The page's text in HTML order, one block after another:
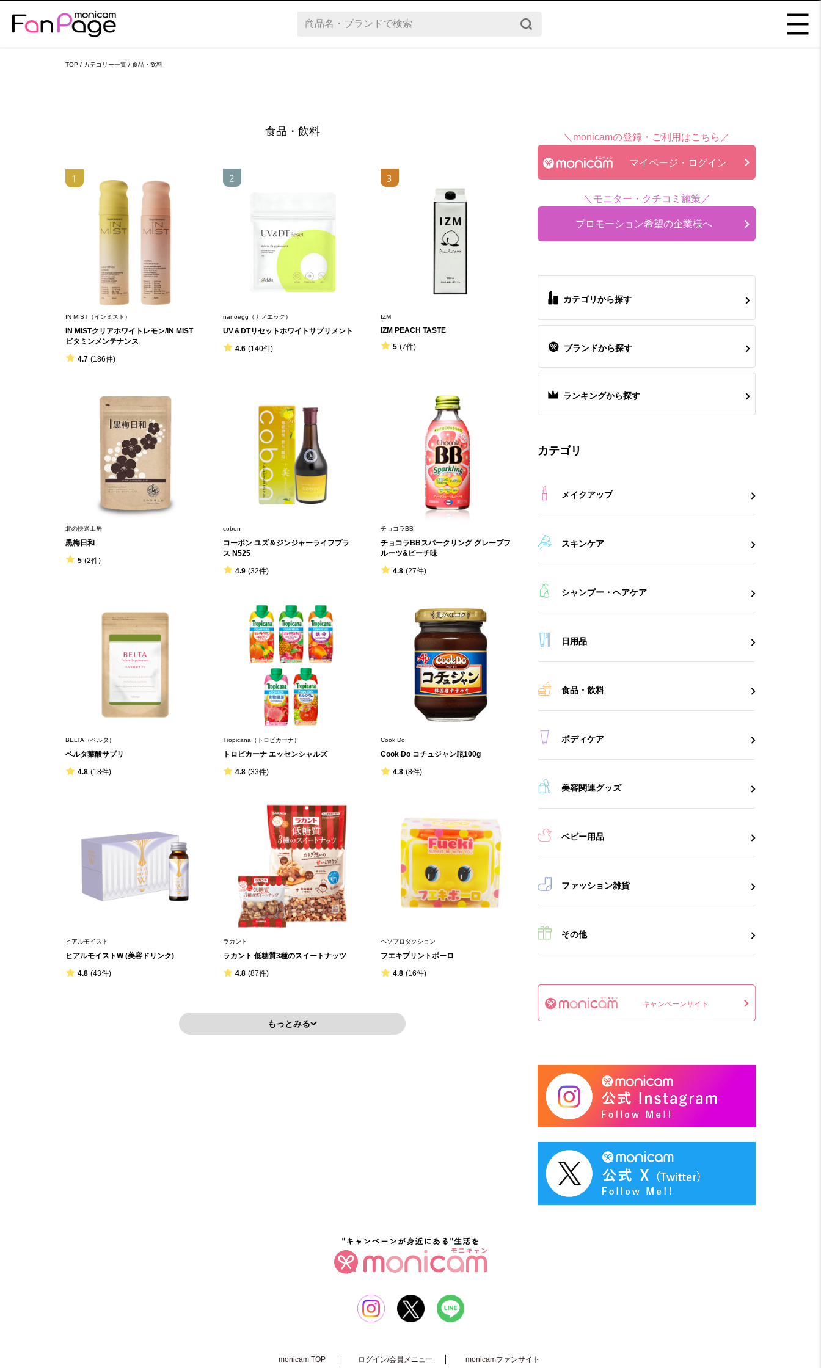
TOP / カテゴリー一覧 / 食品・飲料
食品・飲料
IN MIST（インミスト）
IN MISTクリアホワイトレモン/IN MIST
ビタミンメンテナンス
4.7 (186件)
nanoegg（ナノエッグ）
UV＆DTリセットホワイトサプリメント
4.6 (140件)
IZM
IZM PEACH TASTE
5 (7件)
北の快適工房
黒梅日和
5 (2件)
cobon
コーボン ユズ＆ジンジャーライフプラ
ス N525
4.9 (32件)
チョコラBB
チョコラBBスパークリング グレープフ
ルーツ&ピーチ味
4.8 (27件)
BELTA（ベルタ）
ベルタ葉酸サプリ
4.8 (18件)
Tropicana（トロピカーナ）
トロピカーナ エッセンシャルズ
4.8 (33件)
Cook Do
Cook Do コチュジャン瓶100g
4.8 (8件)
ヒアルモイスト
ヒアルモイストW (美容ドリンク)
4.8 (43件)
ラカント
ラカント 低糖質3種のスイートナッツ
4.8 (87件)
ヘソプロダクション
フエキプリントボーロ
4.8 (16件)
もっとみる
＼monicamの登録・ご利用はこちら／
マイページ・ログイン
＼モニター・クチコミ施策／
プロモーション希望の企業様へ
カテゴリから探す
ブランドから探す
ランキングから探す
カテゴリ
メイクアップ
スキンケア
シャンプー・ヘアケア
日用品
食品・飲料
ボディケア
美容関連グッズ
ベビー用品
ファッション雑貨
その他
monicam TOP ログイン/会員メニュー monicamファンサイト